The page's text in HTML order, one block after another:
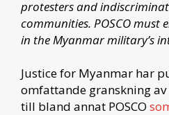
protesters and
communities. POSCO must
in the Myanmar military’s
Justice for Myanmar har
omfattande granskning
till bland annat POSCO